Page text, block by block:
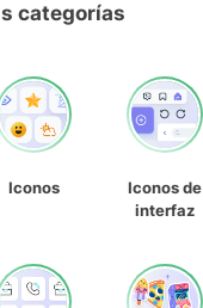
categorías
Iconos
Iconos de
interfaz